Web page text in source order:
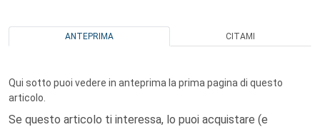
ANTEPRIMA CITAMI
Qui sotto puoi vedere in anteprima la prima pagina di questo
articolo.
Se questo articolo ti interessa, lo puoi acquistare (e